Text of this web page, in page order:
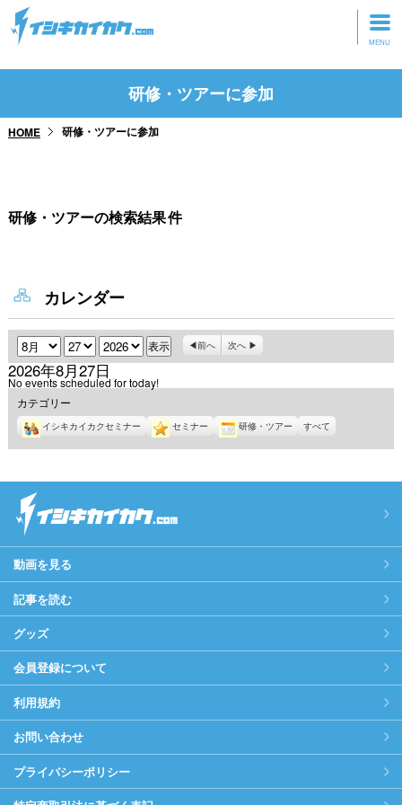
トップページ
研修・ツアーに参加
研修・ツアーに参加
HOME 研修・ツアーに参加
研修・ツアーの検索結果件
カレンダー
月 日 年 前へ 次へ
2026年8月27日
No events scheduled for today!
カテゴリー
イシキカイカクセミナー セミナー 研修・ツアー すべて
動画を見る
記事を読む
グッズ
会員登録について
利用規約
お問い合わせ
プライバシーポリシー